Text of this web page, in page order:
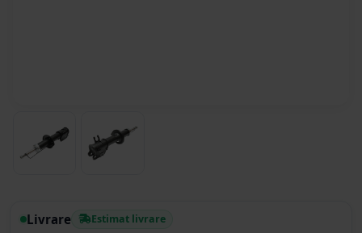
Livrare Estimat livrare